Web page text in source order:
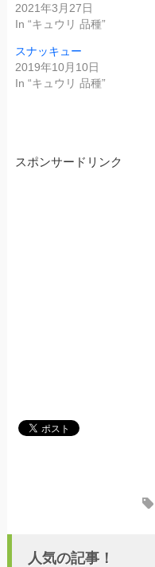
2021年3月27日
In “キュウリ 品種”
スナッキュー
2019年10月10日
In “キュウリ 品種”
スポンサードリンク
人気の記事！